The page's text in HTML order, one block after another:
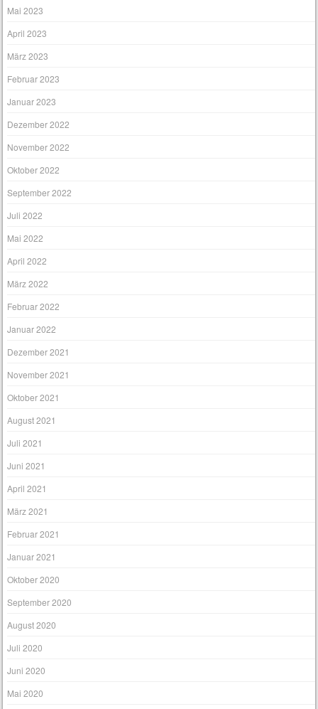
Mai 2023
April 2023
März 2023
Februar 2023
Januar 2023
Dezember 2022
November 2022
Oktober 2022
September 2022
Juli 2022
Mai 2022
April 2022
März 2022
Februar 2022
Januar 2022
Dezember 2021
November 2021
Oktober 2021
August 2021
Juli 2021
Juni 2021
April 2021
März 2021
Februar 2021
Januar 2021
Oktober 2020
September 2020
August 2020
Juli 2020
Juni 2020
Mai 2020